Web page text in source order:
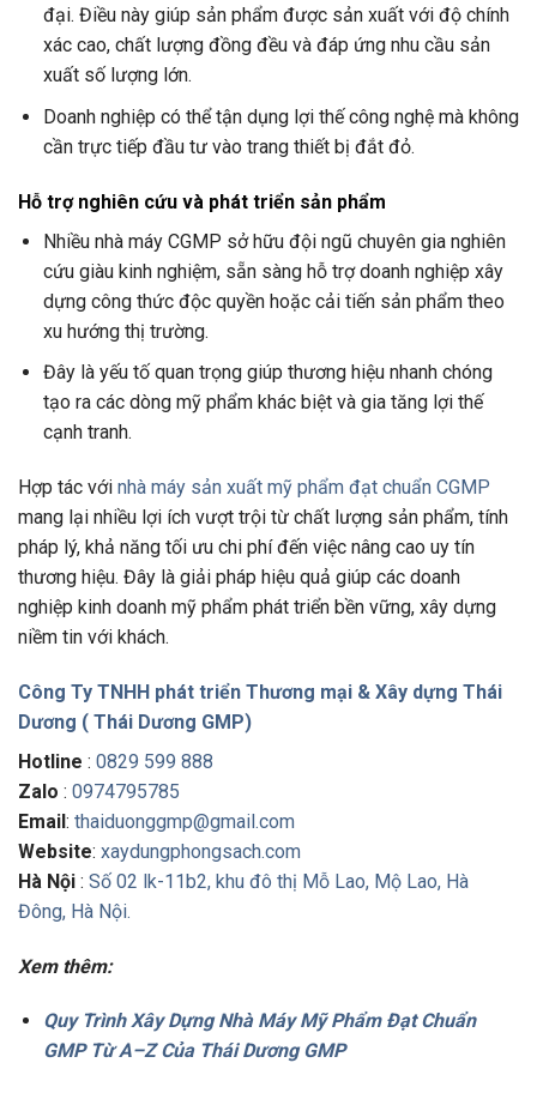
đại. Điều này giúp sản phẩm được sản xuất với độ chính
xác cao, chất lượng đồng đều và đáp ứng nhu cầu sản
xuất số lượng lớn.
Doanh nghiệp có thể tận dụng lợi thế công nghệ mà không
cần trực tiếp đầu tư vào trang thiết bị đắt đỏ.
Hỗ trợ nghiên cứu và phát triển sản phẩm
Nhiều nhà máy CGMP sở hữu đội ngũ chuyên gia nghiên
cứu giàu kinh nghiệm, sẵn sàng hỗ trợ doanh nghiệp xây
dựng công thức độc quyền hoặc cải tiến sản phẩm theo
xu hướng thị trường.
Đây là yếu tố quan trọng giúp thương hiệu nhanh chóng
tạo ra các dòng mỹ phẩm khác biệt và gia tăng lợi thế
cạnh tranh.
Hợp tác với nhà máy sản xuất mỹ phẩm đạt chuẩn CGMP
mang lại nhiều lợi ích vượt trội từ chất lượng sản phẩm, tính
pháp lý, khả năng tối ưu chi phí đến việc nâng cao uy tín
thương hiệu. Đây là giải pháp hiệu quả giúp các doanh
nghiệp kinh doanh mỹ phẩm phát triển bền vững, xây dựng
niềm tin với khách.
Công Ty TNHH phát triển Thương mại & Xây dựng Thái
Dương ( Thái Dương GMP)
Hotline : 0829 599 888
Zalo : 0974795785
Email: thaiduonggmp@gmail.com
Website: xaydungphongsach.com
Hà Nội : Số 02 lk-11b2, khu đô thị Mỗ Lao, Mộ Lao, Hà
Đông, Hà Nội.
Xem thêm:
Quy Trình Xây Dựng Nhà Máy Mỹ Phẩm Đạt Chuẩn
GMP Từ A–Z Của Thái Dương GMP